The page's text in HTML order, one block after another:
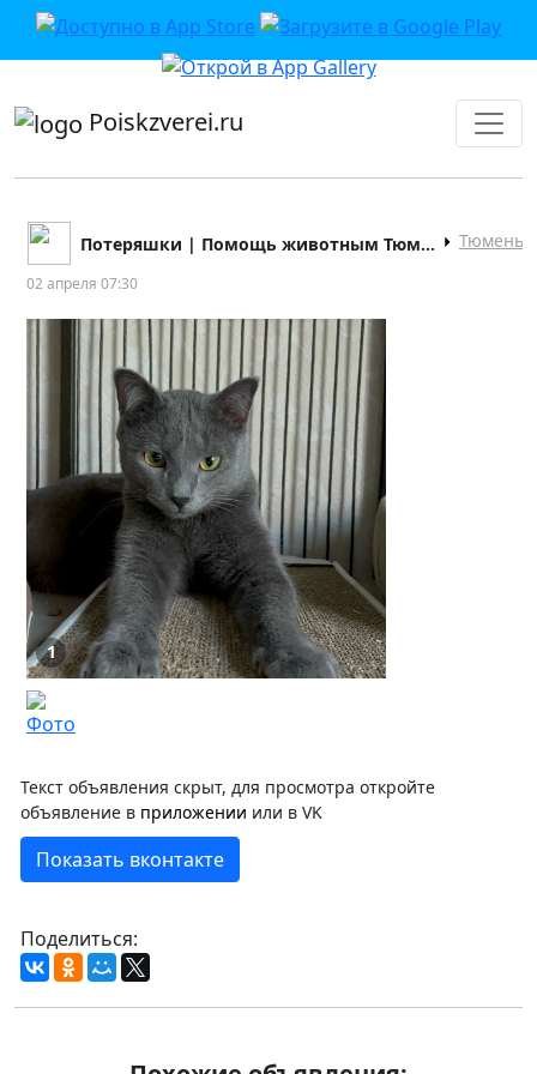
приложении или в VK">
Poiskzverei.ru
Потеряшки | Помощь животным Тюмени Тюмень
02 апреля 07:30
1
Текст объявления скрыт, для просмотра откройте
объявление в приложении или в VK
Показать вконтакте
Поделиться: